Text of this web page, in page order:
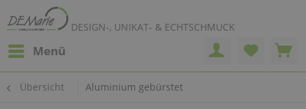
DESIGN-, UNIKAT- & ECHTSCHMUCK
Menü
Übersicht Aluminium gebürstet